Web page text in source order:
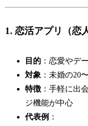
1. 恋活アプリ（恋
目的 ：恋愛やデ
対象 ：未婚の20
特徴 ：手軽に出
ジ機能が中心
代表例 ：